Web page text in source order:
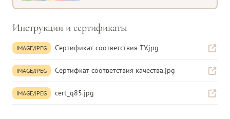
Инструкции и сертификаты
IMAGE/JPEG Сертификат соответствия ТУ.jpg
IMAGE/JPEG Сертифкат соответствия качества.jpg
IMAGE/JPEG cert_q85.jpg